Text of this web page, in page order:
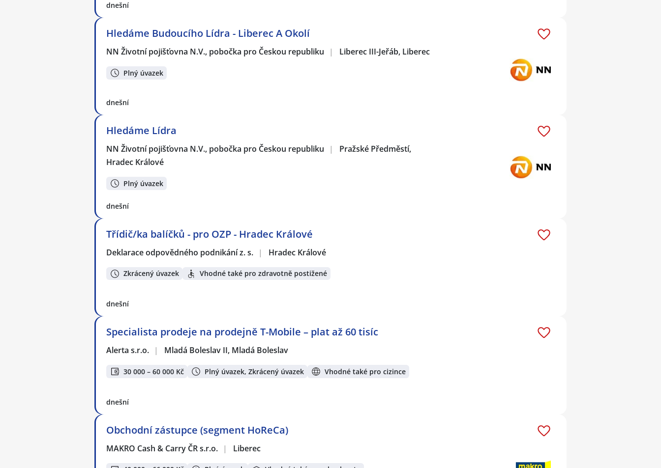
dnešní
Hledáme Budoucího Lídra - Liberec A Okolí
NN Životní pojišťovna N.V., pobočka pro Českou republiku | Liberec III-Jeřáb, Liberec
Plný úvazek
dnešní
Hledáme Lídra
NN Životní pojišťovna N.V., pobočka pro Českou republiku |
Pražské Předměstí,
Hradec Králové
Plný úvazek
dnešní
Třídič/ka balíčků - pro OZP - Hradec Králové
Deklarace odpovědného podnikání z. s. | Hradec Králové
Zkrácený úvazek Vhodné také pro zdravotně postižené
dnešní
Specialista prodeje na prodejně T-Mobile – plat až 60 tisíc
Alerta s.r.o. | Mladá Boleslav II, Mladá Boleslav
30 000 – 60 000 Kč Plný úvazek, Zkrácený úvazek Vhodné také pro cizince
dnešní
Obchodní zástupce (segment HoReCa)
MAKRO Cash & Carry ČR s.r.o. | Liberec